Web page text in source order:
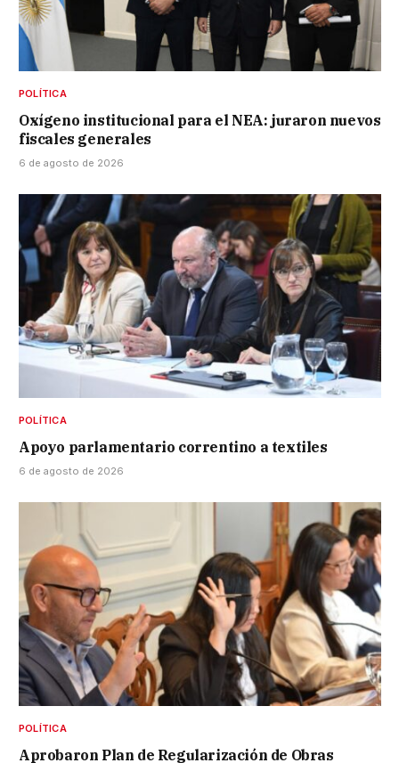
POLÍTICA
Oxígeno institucional para el NEA: juraron nuevos
fiscales generales
6 de agosto de 2026
POLÍTICA
Apoyo parlamentario correntino a textiles
6 de agosto de 2026
POLÍTICA
Aprobaron Plan de Regularización de Obras